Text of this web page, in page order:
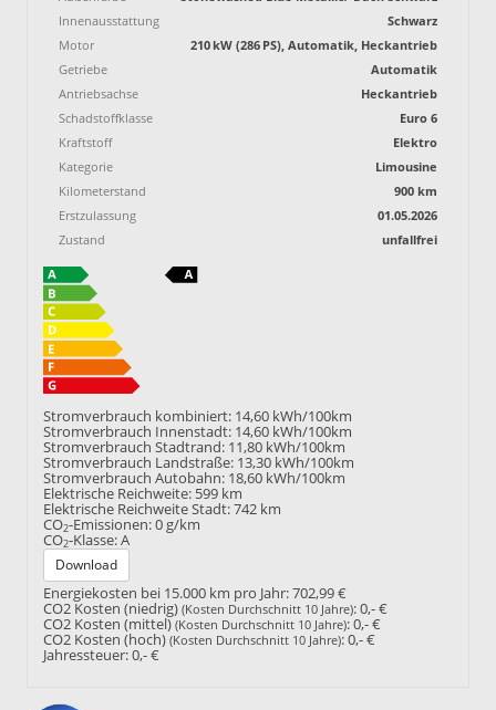
Innenausstattung
Schwarz
Motor
210 kW (286 PS), Automatik, Heckantrieb
Getriebe
Automatik
Antriebsachse
Heckantrieb
Schadstoffklasse
Euro 6
Kraftstoff
Elektro
Kategorie
Limousine
Kilometerstand
900 km
Erstzulassung
01.05.2026
Zustand
unfallfrei
Stromverbrauch kombiniert: 14,60 kWh/100km
Stromverbrauch Innenstadt: 14,60 kWh/100km
Stromverbrauch Stadtrand: 11,80 kWh/100km
Stromverbrauch Landstraße: 13,30 kWh/100km
Stromverbrauch Autobahn: 18,60 kWh/100km
Elektrische Reichweite: 599 km
Elektrische Reichweite Stadt:742 km
CO2-Emissionen:0 g/km
CO2-Klasse:A
Download
Energiekosten bei 15.000 km pro Jahr:702,99 €
CO2 Kosten (niedrig) (Kosten Durchschnitt 10 Jahre):0,- €
CO2 Kosten (mittel) (Kosten Durchschnitt 10 Jahre):0,- €
CO2 Kosten (hoch) (Kosten Durchschnitt 10 Jahre):0,- €
Jahressteuer:0,- €